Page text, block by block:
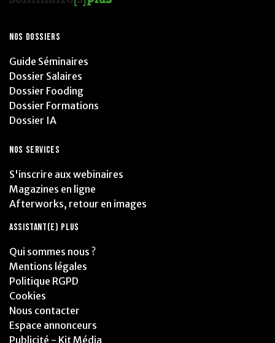
NOS DOSSIERS
Guide Séminaires
Dossier Salaires
Dossier Fooding
Dossier Formations
Dossier IA
NOS SERVICES
S'inscrire aux webinaires
Magazines en ligne
Afterworks, retour en images
ASSISTANT(E) PLUS
Qui sommes nous ?
Mentions légales
Politique RGPD
Cookies
Nous contacter
Espace annonceurs
Publicité - Kit Média